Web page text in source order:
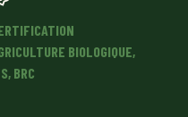
BIOLOGIQUE,
BRC